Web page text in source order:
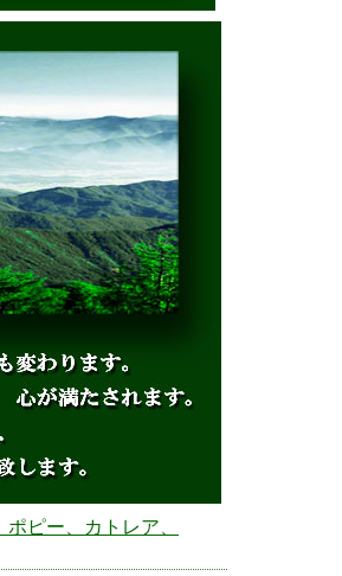
ピー、カトレア、